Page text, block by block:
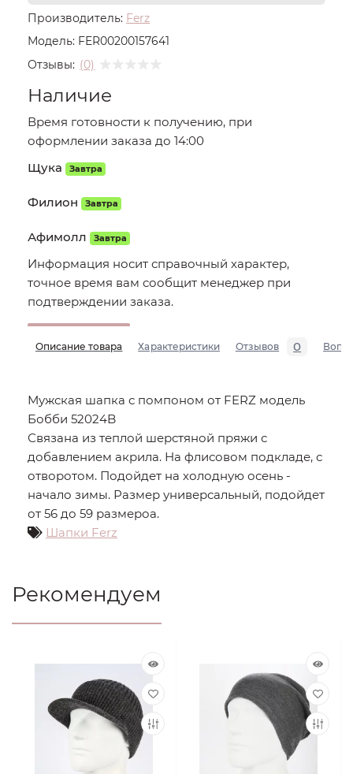
Производитель: Ferz
Модель: FER00200157641
Отзывы: (0)
Наличие
Время готовности к получению, при
оформлении заказа до 14:00
Щука
Завтра
Филион Завтра
Афимолл Завтра
Информация носит справочный характер,
точное время вам сообщит менеджер при
подтверждении заказа.
Описание товара Характеристики Отзывов 0
Мужская шапка с помпоном от FERZ модель
Бобби 52024B
Связана из теплой шерстяной пряжи с
добавлением акрила. На флисовом подкладе, с
отворотом. Подойдет на холодную осень -
начало зимы. Размер универсальный, подойдет
от 56 до 59 размероа.
Шапки Ferz
Рекомендуем